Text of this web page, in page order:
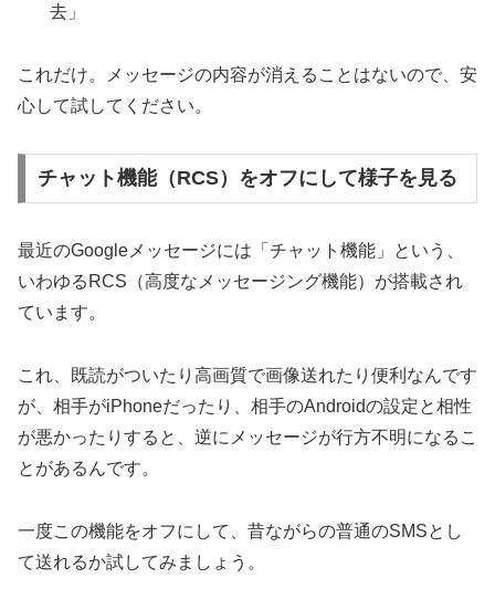
去」
これだけ。メッセージの内容が消えることはないので、安
心して試してください。
チャット機能（RCS）をオフにして様子を見る
最近のGoogleメッセージには「チャット機能」という、
いわゆるRCS（高度なメッセージング機能）が搭載され
ています。
これ、既読がついたり高画質で画像送れたり便利なんです
が、相手がiPhoneだったり、相手のAndroidの設定と相性
が悪かったりすると、逆にメッセージが行方不明になるこ
とがあるんです。
一度この機能をオフにして、昔ながらの普通のSMSとし
て送れるか試してみましょう。